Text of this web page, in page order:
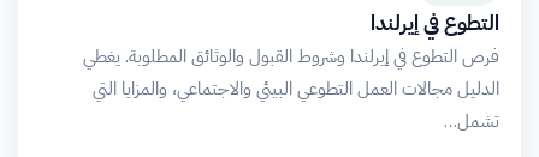
التطوع في إيرلندا
فرص التطوع في إيرلندا وشروط القبول والوثائق المطلوبة. يغطي
الدليل مجالات العمل التطوعي البيئي والاجتماعي، والمزايا التي
تشمل…